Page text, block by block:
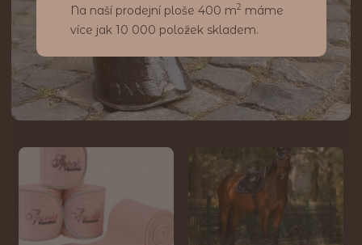
Na naší prodejní ploše 400 m2 máme
více jak 10 000 položek skladem.